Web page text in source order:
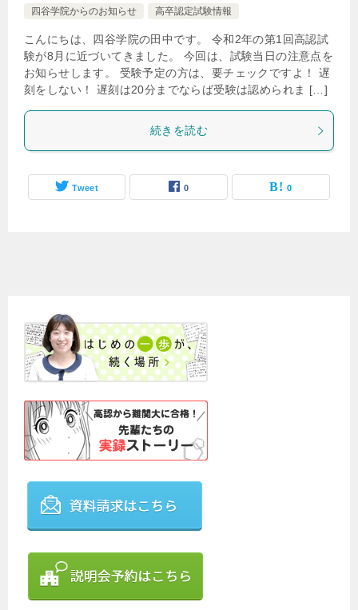
四谷学院からのお知らせ 高卒認定試験情報
こんにちは、四谷学院の田中です。 令和2年の第1回高認試
験が8月に近づいてきました。 今回は、試験当日の注意点を
お知らせします。 受験予定の方は、要チェックですよ！ 遅
刻をしない！ 遅刻は20分までならば受験は認められま […]
続きを読む
Tweet 0 0